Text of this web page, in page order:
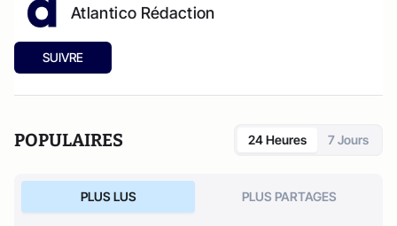
Atlantico Rédaction
SUIVRE
POPULAIRES 24 Heures 7 Jours
PLUS LUS PLUS PARTAGES